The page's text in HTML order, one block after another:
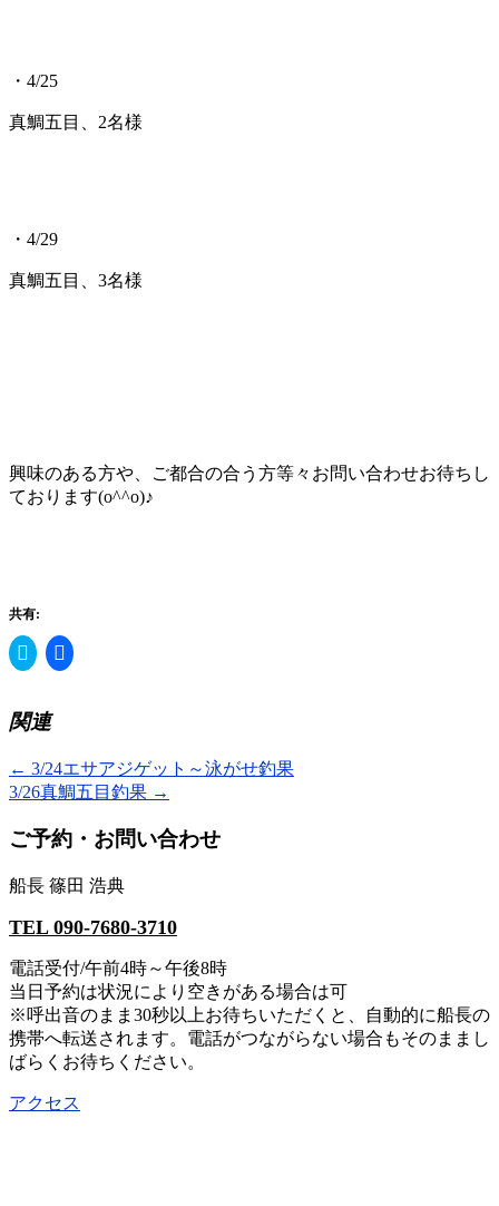
・4/25
真鯛五目、2名様
・4/29
真鯛五目、3名様
興味のある方や、ご都合の合う方等々お問い合わせお待ちし
ております(o^^o)♪
共有:
ク
リ
し
て
Twitter
共
有
(新
い
ウ
ィ
ド
ウ
開
き
す)
Facebook
で
ク
リ
ッ
て
く
さ
い
し
い
ィ
ン
ド
ウ
で
開
き
ま
関連
← 3/24エサアジゲット～泳がせ釣果
3/26真鯛五目釣果 →
ご予約・お問い合わせ
船長 篠田 浩典
TEL 090-7680-3710
電話受付/午前4時～午後8時
当日予約は状況により空きがある場合は可
※呼出音のまま30秒以上お待ちいただくと、自動的に船長の
携帯へ転送されます。電話がつながらない場合もそのままし
ばらくお待ちください。
アクセス